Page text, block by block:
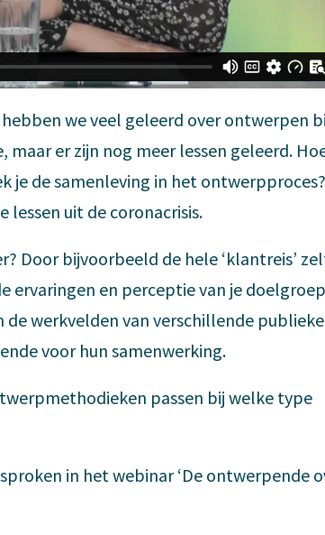
we veel geleerd over ontwerpen
maar er zijn nog meer lessen geleerd.
je de samenleving in het
uit de coronacrisis.
Door bijvoorbeeld de hele ‘klantreis’
ervaringen en perceptie van je
werkvelden van verschillende
voor hun samenwerking.
passen bij welke type
in het webinar ‘De ont­werpende